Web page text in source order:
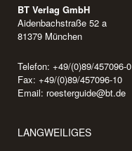
BT Verlag GmbH
Aidenbachstraße 52 a
81379 München
Telefon: +49/(0)89/457096-0
Fax: +49/(0)89/457096-10
Email: roesterguide@bt.de
LANGWEILIGES